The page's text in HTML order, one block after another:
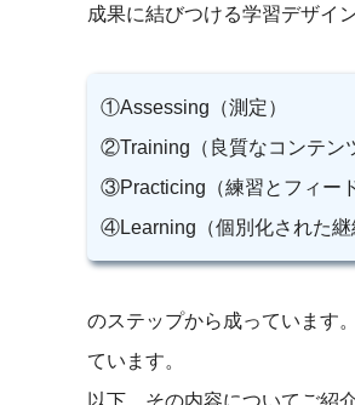
成果に結びつける学習デザイ
①Assessing（測定）
②Training（良質なコンテン
③Practicing（練習とフィー
④Learning（個別化された継
のステップから成っています
ています。
以下、その内容についてご紹